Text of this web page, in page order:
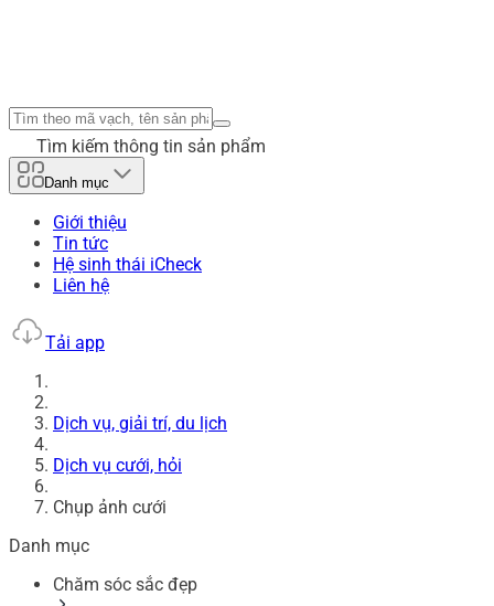
Tìm kiếm thông tin sản phẩm
Danh mục
Giới thiệu
Tin tức
Hệ sinh thái iCheck
Liên hệ
Tải app
Dịch vụ, giải trí, du lịch
Dịch vụ cưới, hỏi
Chụp ảnh cưới
Danh mục
Chăm sóc sắc đẹp